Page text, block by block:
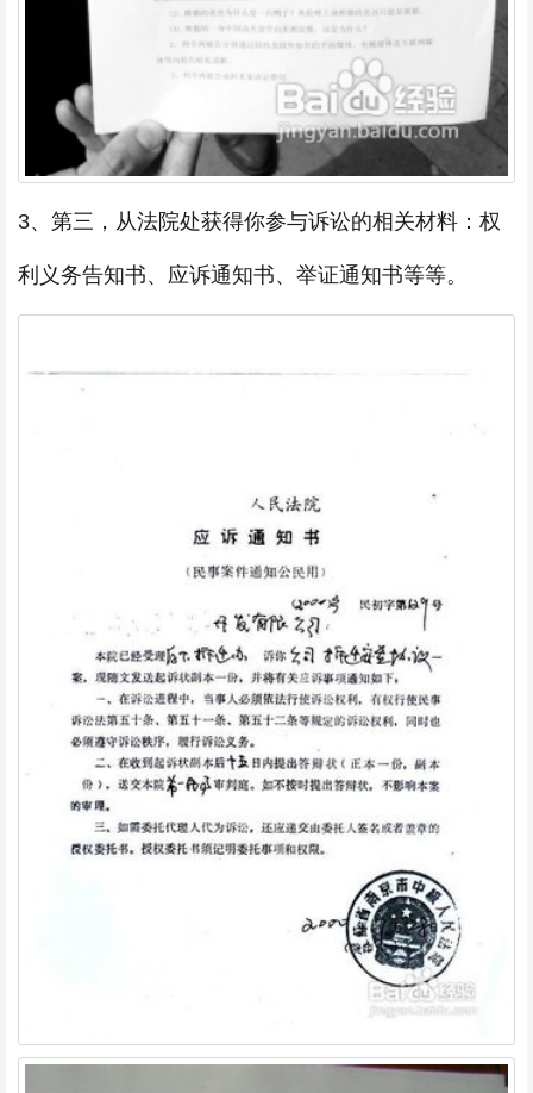
3、第三，从法院处获得你参与诉讼的相关材料：权
利义务告知书、应诉通知书、举证通知书等等。